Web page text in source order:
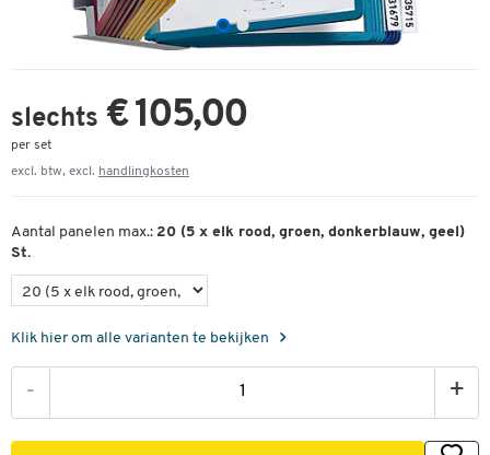
slechts € 105,00
per set
excl. btw, excl. handlingkosten
Aantal panelen max.: 20 (5 x elk rood, groen, donkerblauw, geel)
St.
Klik hier om alle varianten te bekijken
- +